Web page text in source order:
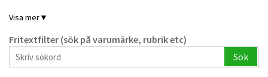
Visa mer▼
Fritextfilter (sök på varumärke, rubrik etc)
Sök